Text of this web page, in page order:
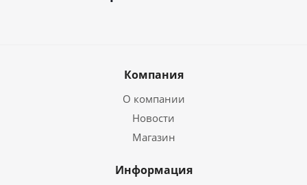
Компания
О компании
Новости
Магазин
Информация